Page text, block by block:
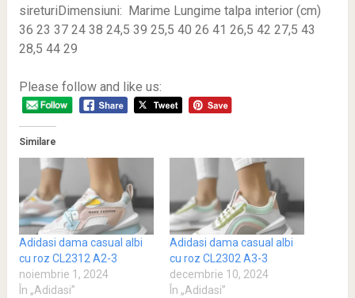
sireturiDimensiuni: Marime Lungime talpa interior (cm)
36 23 37 24 38 24,5 39 25,5 40 26 41 26,5 42 27,5 43
28,5 44 29
Please follow and like us:
Similare
Adidasi dama casual albi
cu roz CL2312 A2-3
noiembrie 1, 2024
În „Adidasi”
Adidasi dama casual albi
cu roz CL2302 A3-3
decembrie 10, 2024
În „Adidasi”